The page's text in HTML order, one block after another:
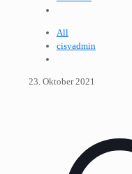
All
cisvadmin
23. Oktober 2021